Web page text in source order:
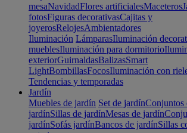
mesaNavidadFlores artificialesMaceteros
fotosFiguras decorativasCajitas y
joyerosRelojesAmbientadores
Iluminación LámparasIluminación
mueblesIluminación para dormitorio
exteriorGuirnaldasBalizasSmart
LightBombillasFocosIluminación con
Tendencias y temporadas
Jardín
Muebles de jardín Set de jardínConjuntos
jardínSillas de jardínMesas de jardín
jardínSofás jardínBancos de jardínSillas